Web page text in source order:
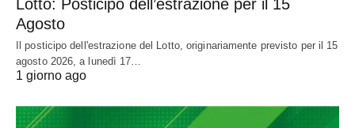
Lotto: Posticipo dell’estrazione per il 15
Agosto
Il posticipo dell'estrazione del Lotto, originariamente previsto per il 15
agosto 2026, a lunedì 17…
1 giorno ago